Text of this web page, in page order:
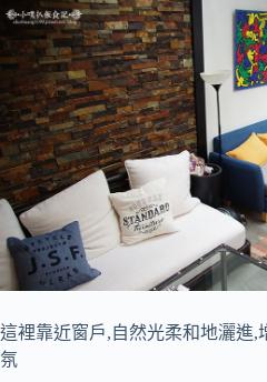
這裡靠近窗戶,自然光柔和地灑進,
氛